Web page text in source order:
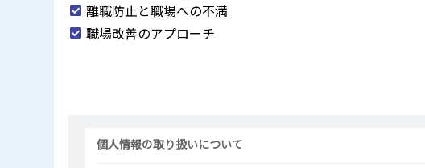
離職防止と職場への不満
職場改善のアプローチ
個人情報の取り扱いについて